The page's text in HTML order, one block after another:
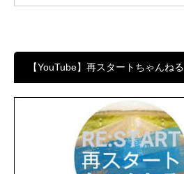
【YouTube】再スタートちゃんねる